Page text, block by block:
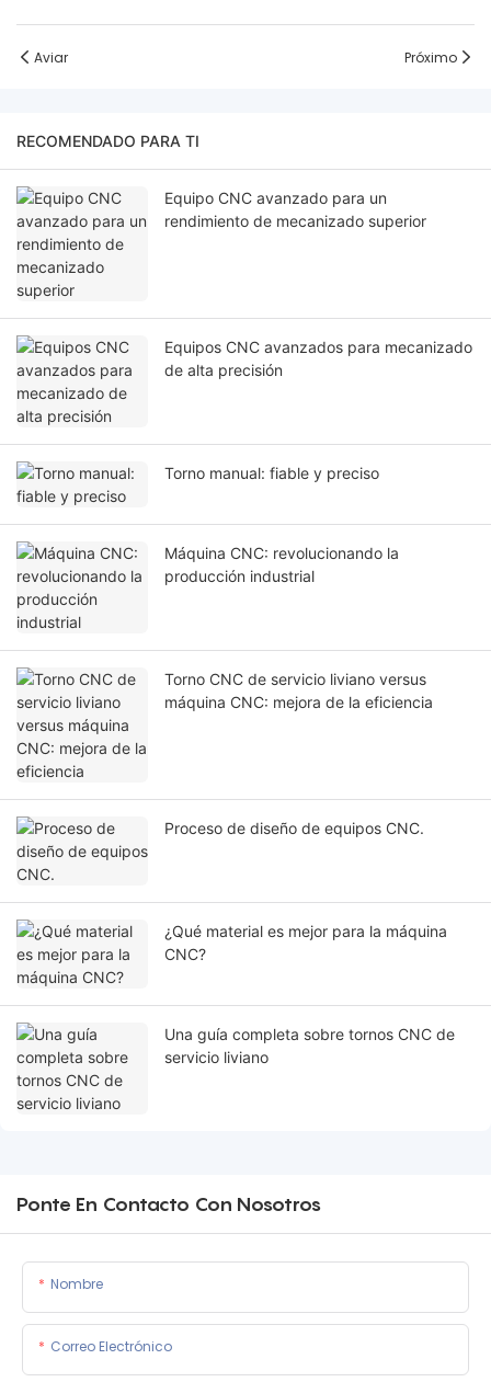
Aviar Próximo
RECOMENDADO PARA TI
Equipo CNC avanzado para un
rendimiento de mecanizado superior
Equipos CNC avanzados para mecanizado
de alta precisión
Torno manual: fiable y preciso
Máquina CNC: revolucionando la
producción industrial
Torno CNC de servicio liviano versus
máquina CNC: mejora de la eficiencia
Proceso de diseño de equipos CNC.
¿Qué material es mejor para la máquina
CNC?
Una guía completa sobre tornos CNC de
servicio liviano
Ponte En Contacto Con Nosotros
Nombre
Correo Electrónico